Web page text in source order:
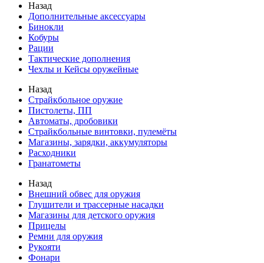
Назад
Дополнительные аксессуары
Бинокли
Кобуры
Рации
Тактические дополнения
Чехлы и Кейсы оружейные
Назад
Страйкбольное оружие
Пистолеты, ПП
Автоматы, дробовики
Страйкбольные винтовки, пулемёты
Магазины, зарядки, аккумуляторы
Расходники
Гранатометы
Назад
Внешний обвес для оружия
Глушители и трассерные насадки
Магазины для детского оружия
Прицелы
Ремни для оружия
Рукояти
Фонари